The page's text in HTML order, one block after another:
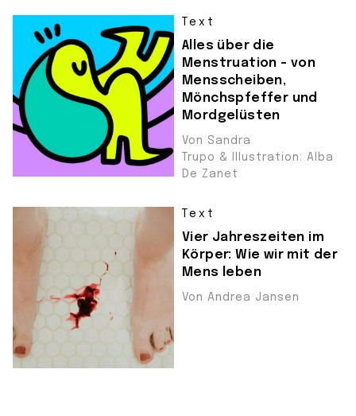
Text
Alles über die
Menstruation – von
Mensscheiben,
Mönchspfeffer und
Mordgelüsten
Von Sandra
Trupo & Illustration: Alba
De Zanet
Text
Vier Jahreszeiten im
Körper: Wie wir mit der
Mens leben
Von Andrea Jansen